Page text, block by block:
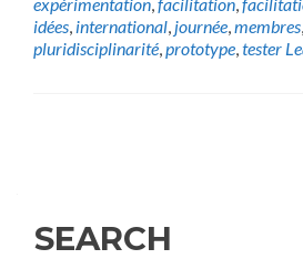
idées, international, journée,membres,
pluridisciplinarité,prototype,tester
SEARCH